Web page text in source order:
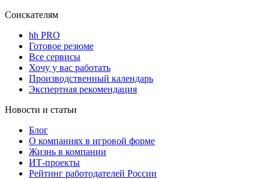
Соискателям
hh PRO
Готовое резюме
Все сервисы
Хочу у вас работать
Производственный календарь
Экспертная рекомендация
Новости и статьи
Блог
О компаниях в игровой форме
Жизнь в компании
ИТ-проекты
Рейтинг работодателей России